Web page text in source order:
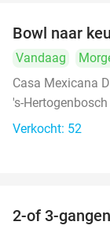
Bowl naar
Vandaag
Casa Mexicana
's-Hertogenbosch
Verkocht: 52
2-of 3-